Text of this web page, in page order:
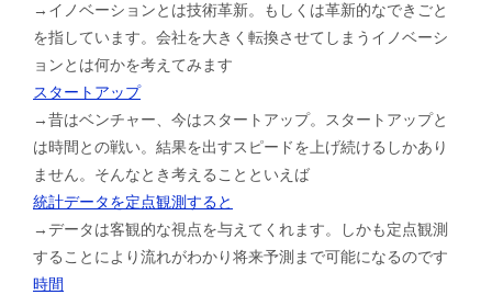
→イノベーションとは技術革新。もしくは革新的なできごと
を指しています。会社を大きく転換させてしまうイノベーシ
ョンとは何かを考えてみます
スタートアップ
→昔はベンチャー、今はスタートアップ。スタートアップと
は時間との戦い。結果を出すスピードを上げ続けるしかあり
ません。そんなとき考えることといえば
統計データを定点観測すると
→データは客観的な視点を与えてくれます。しかも定点観測
することにより流れがわかり将来予測まで可能になるのです
時間